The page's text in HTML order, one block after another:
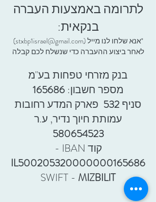
לתרומה באמצעות העברה
בנקאית:
*אנא שלחו לנו מייל (stxbp1israel@gmail.com
)
לאחר ביצוע ההעברה כדי שנשלח לכם קבלה
בנק מזרחי טפחות בע"מ
מספר חשבון: 165686
סניף 532 פארק המדע רחובות
עמותת חיוך נדיר, ע.ר
580654523
קוד IBAN -
IL500205320000000165686
SWIFT - MIZBILIT